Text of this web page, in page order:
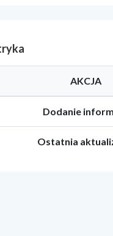
AKCJA
Dodanie
Ostatnia